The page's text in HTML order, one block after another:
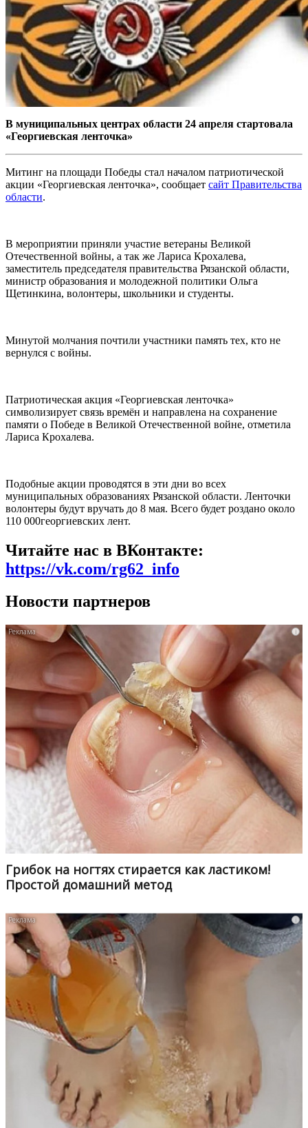
В муниципальных центрах области 24 апреля стартовала
«Георгиевская ленточка»
Митинг на площади Победы стал началом патриотической
акции «Георгиевская ленточка», сообщает сайт Правительства
области.
В мероприятии приняли участие ветераны Великой
Отечественной войны, а так же Лариса Крохалева,
заместитель председателя правительства Рязанской области,
министр образования и молодежной политики Ольга
Щетинкина, волонтеры, школьники и студенты.
Минутой молчания почтили участники память тех, кто не
вернулся с войны.
Патриотическая акция «Георгиевская ленточка»
символизирует связь времён и направлена на сохранение
памяти о Победе в Великой Отечественной войне, отметила
Лариса Крохалева.
Подобные акции проводятся в эти дни во всех
муниципальных образованиях Рязанской области. Ленточки
волонтеры будут вручать до 8 мая. Всего будет роздано около
110 000георгиевских лент.
Читайте нас в ВКонтакте:
https://vk.com/rg62_info
Новости партнеров
i
Грибок на ногтях стирается как ластиком!
Простой домашний метод
i